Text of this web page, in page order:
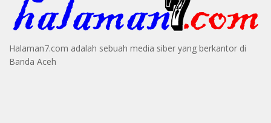
Halaman7.com adalah sebuah media siber yang berkantor di
Banda Aceh